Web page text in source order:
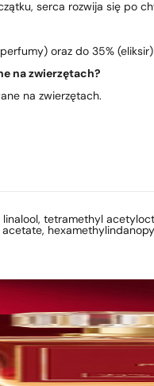
serca rozwija się po
oraz do 35%
na zwierzętach?
na zwierzętach.
linalool, tetramethyl